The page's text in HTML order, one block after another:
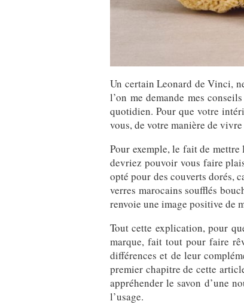
Un certain Leonard de Vinci,
l’on me demande mes
quotidien. Pour que votre
vous, de votre manière de
Pour exemple, le fait de
devriez pouvoir vous faire
opté pour des couverts dorés,
verres marocains soufflés
renvoie une image positive de
Tout cette explication, pour
marque, fait tout pour faire
différences et de leur
premier chapitre de cette
appréhender le savon d’une
l’usage.